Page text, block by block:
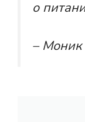
о
– Моник